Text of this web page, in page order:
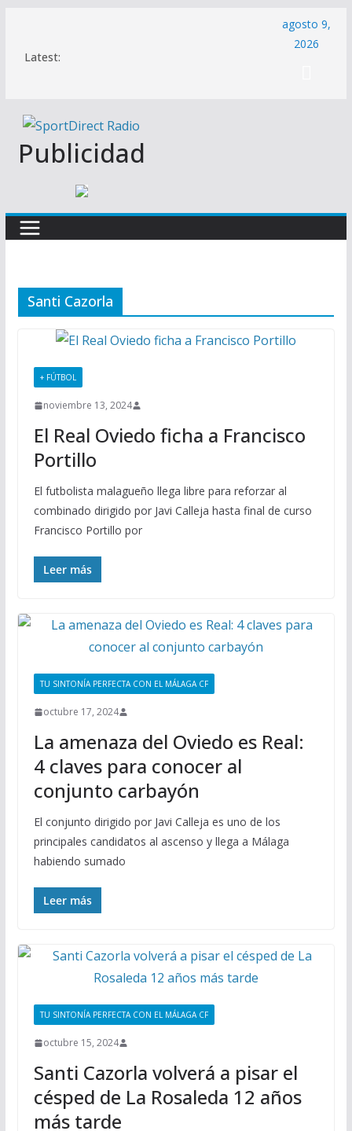
contenido
Latest:
agosto 9,
2026
Publicidad
Santi Cazorla
+ FÚTBOL
noviembre 13, 2024
El Real Oviedo ficha a Francisco
Portillo
El futbolista malagueño llega libre para reforzar al
combinado dirigido por Javi Calleja hasta final de curso
Francisco Portillo por
Leer más
TU SINTONÍA PERFECTA CON EL MÁLAGA CF
octubre 17, 2024
La amenaza del Oviedo es Real:
4 claves para conocer al
conjunto carbayón
El conjunto dirigido por Javi Calleja es uno de los
principales candidatos al ascenso y llega a Málaga
habiendo sumado
Leer más
TU SINTONÍA PERFECTA CON EL MÁLAGA CF
octubre 15, 2024
Santi Cazorla volverá a pisar el
césped de La Rosaleda 12 años
más tarde